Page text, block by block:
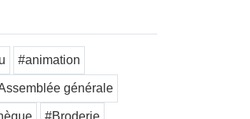
#animation
générale
#Broderie